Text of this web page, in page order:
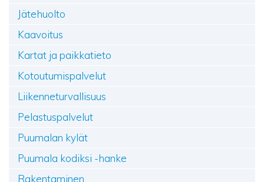
Jätehuolto
Kaavoitus
Kartat ja paikkatieto
Kotoutumispalvelut
Liikenneturvallisuus
Pelastuspalvelut
Puumalan kylät
Puumala kodiksi -hanke
Rakentaminen